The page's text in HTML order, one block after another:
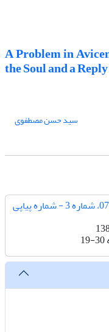
A Problem in
the Soul and a
سید حسن مصطفوی
دوره 07، شماره 3 - شماره پیاپی
19-30